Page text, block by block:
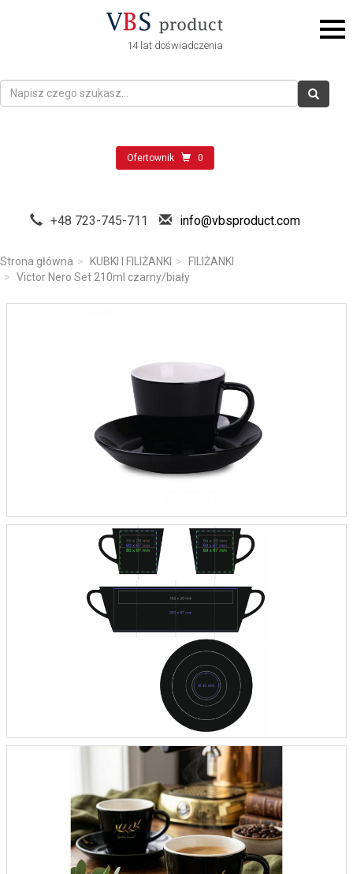
14 lat doświadczenia
Ofertownik 0
+48 723-745-711 info@vbsproduct.com
Strona główna KUBKI I FILIŻANKI
FILIŻANKI
Victor Nero Set 210ml czarny/biały